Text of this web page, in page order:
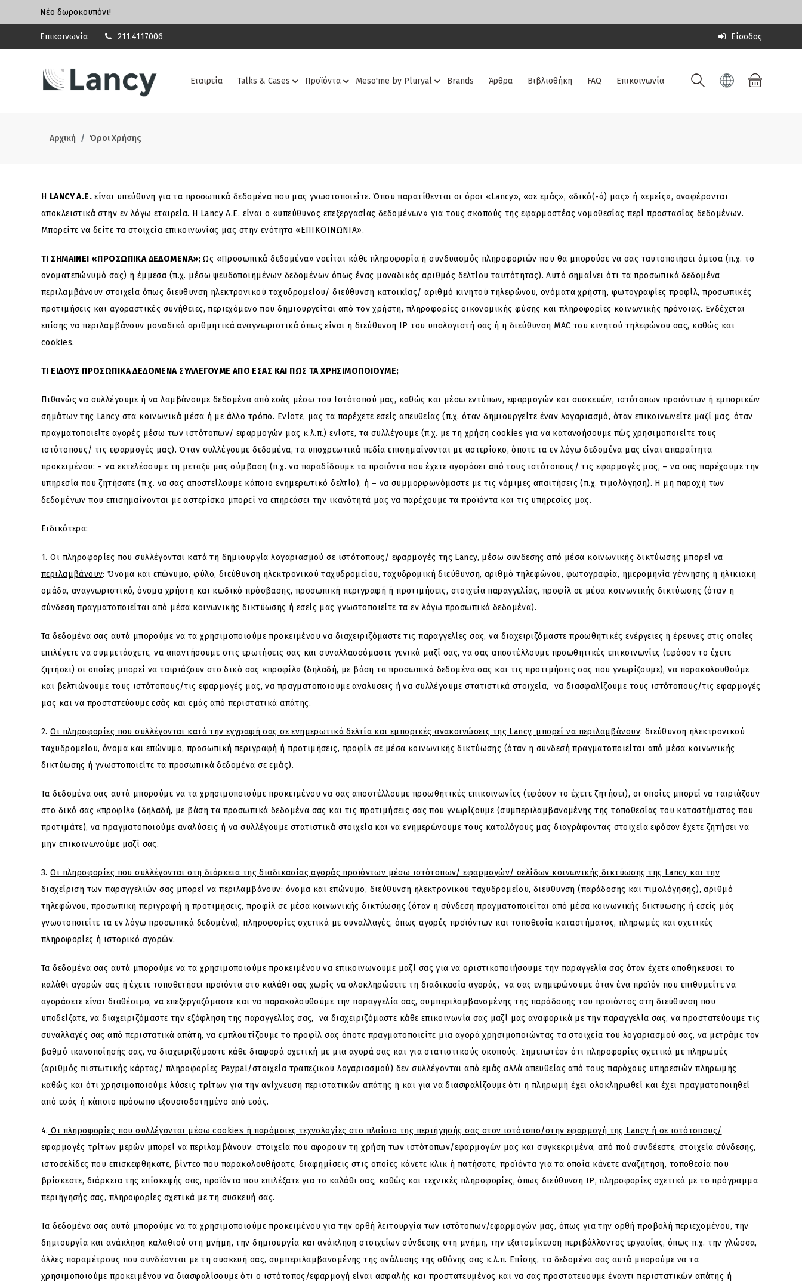
Νέο δωροκουπόνι!
Επικοινωνία 211.4117006 Είσοδος
Εταιρεία Talks & Cases Προϊόντα Meso'me by Pluryal Brands Άρθρα Βιβλιοθήκη FAQ Επικοινωνία
Αρχική Όροι Χρήσης
Η LANCY A.E. είναι υπεύθυνη για τα προσωπικά δεδομένα που μας γνωστοποιείτε. Όπου παρατίθενται οι όροι «Lancy», «σε εμάς», «δικό(-ά) μας» ή «εμείς», αναφέρονται
αποκλειστικά στην εν λόγω εταιρεία. Η Lancy A.E. είναι ο «υπεύθυνος επεξεργασίας δεδομένων» για τους σκοπούς της εφαρμοστέας νομοθεσίας περί προστασίας δεδομένων.
Μπορείτε να δείτε τα στοιχεία επικοινωνίας μας στην ενότητα «ΕΠΙΚΟΙΝΩΝΙΑ».
TI ΣΗΜΑΙΝΕΙ «ΠΡΟΣΩΠΙΚΑ ΔΕΔΟΜΕΝΑ»;Ως «Προσωπικά δεδομένα» νοείται κάθε πληροφορία ή συνδυασμός πληροφοριών που θα μπορούσε να σας ταυτοποιήσει άμεσα (π.χ. το
ονοματεπώνυμό σας) ή έμμεσα (π.χ. μέσω ψευδοποιημένων δεδομένων όπως ένας μοναδικός αριθμός δελτίου ταυτότητας). Αυτό σημαίνει ότι τα προσωπικά δεδομένα
περιλαμβάνουν στοιχεία όπως διεύθυνση ηλεκτρονικού ταχυδρομείου/ διεύθυνση κατοικίας/ αριθμό κινητού τηλεφώνου, ονόματα χρήστη, φωτογραφίες προφίλ, προσωπικές
προτιμήσεις και αγοραστικές συνήθειες, περιεχόμενο που δημιουργείται από τον χρήστη, πληροφορίες οικονομικής φύσης και πληροφορίες κοινωνικής πρόνοιας. Ενδέχεται
επίσης να περιλαμβάνουν μοναδικά αριθμητικά αναγνωριστικά όπως είναι η διεύθυνση ΙΡ του υπολογιστή σας ή η διεύθυνση MAC του κινητού τηλεφώνου σας, καθώς και
cookies.
ΤΙ ΕΙΔΟΥΣ ΠΡΟΣΩΠΙΚΑ ΔΕΔΟΜΕΝΑ ΣΥΛΛΕΓΟΥΜΕ ΑΠΟ ΕΣΑΣ ΚΑΙ ΠΩΣ ΤΑ ΧΡΗΣΙΜΟΠΟΙΟΥΜΕ;
Πιθανώς να συλλέγουμε ή να λαμβάνουμε δεδομένα από εσάς μέσω του Ιστότοπού μας, καθώς και μέσω εντύπων, εφαρμογών και συσκευών, ιστότοπων προϊόντων ή εμπορικών
σημάτων της Lancy στα κοινωνικά μέσα ή με άλλο τρόπο. Ενίοτε, μας τα παρέχετε εσείς απευθείας (π.χ. όταν δημιουργείτε έναν λογαριασμό, όταν επικοινωνείτε μαζί μας, όταν
πραγματοποιείτε αγορές μέσω των ιστότοπων/ εφαρμογών μας κ.λ.π.) ενίοτε, τα συλλέγουμε (π.χ. με τη χρήση cookies για να κατανοήσουμε πώς χρησιμοποιείτε τους
ιστότοπους/ τις εφαρμογές μας). Όταν συλλέγουμε δεδομένα, τα υποχρεωτικά πεδία επισημαίνονται με αστερίσκο, όποτε τα εν λόγω δεδομένα μας είναι απαραίτητα
προκειμένου: – να εκτελέσουμε τη μεταξύ μας σύμβαση (π.χ. να παραδίδουμε τα προϊόντα που έχετε αγοράσει από τους ιστότοπους/ τις εφαρμογές μας, – να σας παρέχουμε την
υπηρεσία που ζητήσατε (π.χ. να σας αποστείλουμε κάποιο ενημερωτικό δελτίο), ή – να συμμορφωνόμαστε με τις νόμιμες απαιτήσεις (π.χ. τιμολόγηση). Η μη παροχή των
δεδομένων που επισημαίνονται με αστερίσκο μπορεί να επηρεάσει την ικανότητά μας να παρέχουμε τα προϊόντα και τις υπηρεσίες μας.
Ειδικότερα:
1.Οι πληροφορίες που συλλέγονται κατά τη δημιουργία λογαριασμού σε ιστότοπους/ εφαρμογές της Lancy, μέσω σύνδεσης από μέσα κοινωνικής δικτύωσης μπορεί να
περιλαμβάνουν: Όνομα και επώνυμο, φύλο, διεύθυνση ηλεκτρονικού ταχυδρομείου, ταχυδρομική διεύθυνση, αριθμό τηλεφώνου, φωτογραφία, ημερομηνία γέννησης ή ηλικιακή
ομάδα, αναγνωριστικό, όνομα χρήστη και κωδικό πρόσβασης, προσωπική περιγραφή ή προτιμήσεις, στοιχεία παραγγελίας, προφίλ σε μέσα κοινωνικής δικτύωσης (όταν η
σύνδεση πραγματοποιείται από μέσα κοινωνικής δικτύωσης ή εσείς μας γνωστοποιείτε τα εν λόγω προσωπικά δεδομένα).
Τα δεδομένα σας αυτά μπορούμε να τα χρησιμοποιούμε προκειμένου να διαχειριζόμαστε τις παραγγελίες σας, να διαχειριζόμαστε προωθητικές ενέργειες ή έρευνες στις οποίες
επιλέγετε να συμμετάσχετε, να απαντήσουμε στις ερωτήσεις σας και συναλλασσόμαστε γενικά μαζί σας, να σας αποστέλλουμε προωθητικές επικοινωνίες (εφόσον το έχετε
ζητήσει) οι οποίες μπορεί να ταιριάζουν στο δικό σας «προφίλ» (δηλαδή, με βάση τα προσωπικά δεδομένα σας και τις προτιμήσεις σας που γνωρίζουμε), να παρακολουθούμε
και βελτιώνουμε τους ιστότοπους/τις εφαρμογές μας, να πραγματοποιούμε αναλύσεις ή να συλλέγουμε στατιστικά στοιχεία, να διασφαλίζουμε τους ιστότοπους/τις εφαρμογές
μας και να προστατεύουμε εσάς και εμάς από περιστατικά απάτης.
2.Οι πληροφορίες που συλλέγονται κατά την εγγραφή σας σε ενημερωτικά δελτία και εμπορικές ανακοινώσεις της Lancy, μπορεί να περιλαμβάνουν: διεύθυνση ηλεκτρονικού
ταχυδρομείου, όνομα και επώνυμο, προσωπική περιγραφή ή προτιμήσεις, προφίλ σε μέσα κοινωνικής δικτύωσης (όταν η σύνδεσή πραγματοποιείται από μέσα κοινωνικής
δικτύωσης ή γνωστοποιείτε τα προσωπικά δεδομένα σε εμάς).
Τα δεδομένα σας αυτά μπορούμε να τα χρησιμοποιούμε προκειμένου να σας αποστέλλουμε προωθητικές επικοινωνίες (εφόσον το έχετε ζητήσει), οι οποίες μπορεί να ταιριάζουν
στο δικό σας «προφίλ» (δηλαδή, με βάση τα προσωπικά δεδομένα σας και τις προτιμήσεις σας που γνωρίζουμε (συμπεριλαμβανομένης της τοποθεσίας του καταστήματος που
προτιμάτε), να πραγματοποιούμε αναλύσεις ή να συλλέγουμε στατιστικά στοιχεία και να ενημερώνουμε τους καταλόγους μας διαγράφοντας στοιχεία εφόσον έχετε ζητήσει να
μην επικοινωνούμε μαζί σας.
3.Οι πληροφορίες που συλλέγονται στη διάρκεια της διαδικασίας αγοράς προϊόντων μέσω ιστότοπων/ εφαρμογών/ σελίδων κοινωνικής δικτύωσης της Lancy και την
διαχείριση των παραγγελιών σας μπορεί να περιλαμβάνουν: όνομα και επώνυμο, διεύθυνση ηλεκτρονικού ταχυδρομείου, διεύθυνση (παράδοσης και τιμολόγησης), αριθμό
τηλεφώνου, προσωπική περιγραφή ή προτιμήσεις, προφίλ σε μέσα κοινωνικής δικτύωσης (όταν η σύνδεση πραγματοποιείται από μέσα κοινωνικής δικτύωσης ή εσείς μάς
γνωστοποιείτε τα εν λόγω προσωπικά δεδομένα), πληροφορίες σχετικά με συναλλαγές, όπως αγορές προϊόντων και τοποθεσία καταστήματος, πληρωμές και σχετικές
πληροφορίες ή ιστορικό αγορών.
Τα δεδομένα σας αυτά μπορούμε να τα χρησιμοποιούμε προκειμένου να επικοινωνούμε μαζί σας για να οριστικοποιήσουμε την παραγγελία σας όταν έχετε αποθηκεύσει το
καλάθι αγορών σας ή έχετε τοποθετήσει προϊόντα στο καλάθι σας χωρίς να ολοκληρώσετε τη διαδικασία αγοράς, να σας ενημερώνουμε όταν ένα προϊόν που επιθυμείτε να
αγοράσετε είναι διαθέσιμο, να επεξεργαζόμαστε και να παρακολουθούμε την παραγγελία σας, συμπεριλαμβανομένης της παράδοσης του προϊόντος στη διεύθυνση που
υποδείξατε, να διαχειριζόμαστε την εξόφληση της παραγγελίας σας, να διαχειριζόμαστε κάθε επικοινωνία σας μαζί μας αναφορικά με την παραγγελία σας, να προστατεύουμε τις
συναλλαγές σας από περιστατικά απάτη, να εμπλουτίζουμε το προφίλ σας όποτε πραγματοποιείτε μια αγορά χρησιμοποιώντας τα στοιχεία του λογαριασμού σας, να μετράμε τον
βαθμό ικανοποίησής σας, να διαχειριζόμαστε κάθε διαφορά σχετική με μια αγορά σας και για στατιστικούς σκοπούς. Σημειωτέον ότι πληροφορίες σχετικά με πληρωμές
(αριθμός πιστωτικής κάρτας/ πληροφορίες Paypal/στοιχεία τραπεζικού λογαριασμού) δεν συλλέγονται από εμάς αλλά απευθείας από τους παρόχους υπηρεσιών πληρωμής
καθώς και ότι χρησιμοποιούμε λύσεις τρίτων για την ανίχνευση περιστατικών απάτης ή και για να διασφαλίζουμε ότι η πληρωμή έχει ολοκληρωθεί και έχει πραγματοποιηθεί
από εσάς ή κάποιο πρόσωπο εξουσιοδοτημένο από εσάς.
4. Οι πληροφορίες που συλλέγονται μέσω cookies ή παρόμοιες τεχνολογίες στο πλαίσιο της περιήγησής σας στον ιστότοπο/στην εφαρμογή της Lancy ή σε ιστότοπους/
εφαρμογές τρίτων μερών μπορεί να περιλαμβάνουν: στοιχεία που αφορούν τη χρήση των ιστότοπων/εφαρμογών μας και συγκεκριμένα, από πού συνδέεστε, στοιχεία σύνδεσης,
ιστοσελίδες που επισκεφθήκατε, βίντεο που παρακολουθήσατε, διαφημίσεις στις οποίες κάνετε κλικ ή πατήσατε, προϊόντα για τα οποία κάνετε αναζήτηση, τοποθεσία που
βρίσκεστε, διάρκεια της επίσκεψής σας, προϊόντα που επιλέξατε για το καλάθι σας, καθώς και τεχνικές πληροφορίες, όπως διεύθυνση ΙΡ, πληροφορίες σχετικά με το πρόγραμμα
περιήγησής σας, πληροφορίες σχετικά με τη συσκευή σας.
Τα δεδομένα σας αυτά μπορούμε να τα χρησιμοποιούμε προκειμένου για την ορθή λειτουργία των ιστότοπων/εφαρμογών μας, όπως για την ορθή προβολή περιεχομένου, την
δημιουργία και ανάκληση καλαθιού στη μνήμη, την δημιουργία και ανάκληση στοιχείων σύνδεσης στη μνήμη, την εξατομίκευση περιβάλλοντος εργασίας, όπως π.χ. την γλώσσα,
άλλες παραμέτρους που συνδέονται με τη συσκευή σας, συμπεριλαμβανομένης της ανάλυσης της οθόνης σας κ.λ.π. Επίσης, τα δεδομένα σας αυτά μπορούμε να τα
χρησιμοποιούμε προκειμένου να διασφαλίσουμε ότι ο ιστότοπος/εφαρμογή είναι ασφαλής και προστατευμένος και να σας προστατεύουμε έναντι περιστατικών απάτης ή